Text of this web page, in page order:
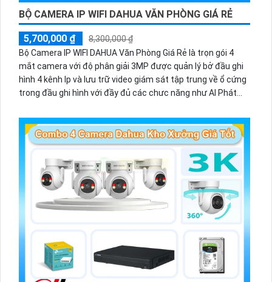
BỘ CAMERA IP WIFI DAHUA VĂN PHÒNG GIÁ RẺ
5,700,000 ₫
8,300,000 ₫
Bộ Camera IP WIFI DAHUA Văn Phòng Giá Rẻ là trọn gói 4
mắt camera với độ phân giải 3MP được quản lý bở đầu ghi
hình 4 kênh Ip và lưu trữ video giám sát tập trung về ổ cứng
trong đầu ghi hình với đầy đủ các chưc năng như AI Phát
có màu vào ban đêm